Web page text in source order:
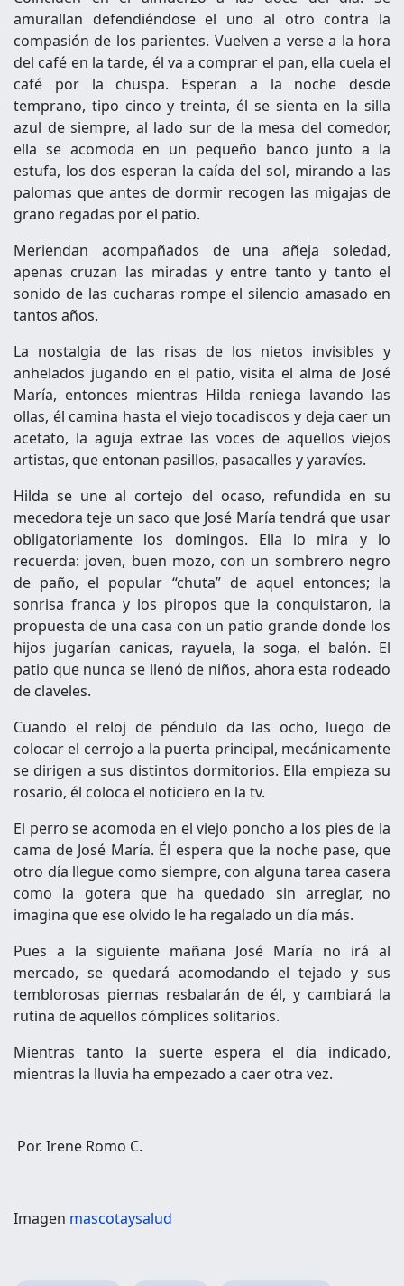
amurallan defendiéndose el uno al otro contra la
compasión de los parientes. Vuelven a verse a la hora
del café en la tarde, él va a comprar el pan, ella cuela el
café por la chuspa. Esperan a la noche desde
temprano, tipo cinco y treinta, él se sienta en la silla
azul de siempre, al lado sur de la mesa del comedor,
ella se acomoda en un pequeño banco junto a la
estufa, los dos esperan la caída del sol, mirando a las
palomas que antes de dormir recogen las migajas de
grano regadas por el patio.
Meriendan acompañados de una añeja soledad,
apenas cruzan las miradas y entre tanto y tanto el
sonido de las cucharas rompe el silencio amasado en
tantos años.
La nostalgia de las risas de los nietos invisibles y
anhelados jugando en el patio, visita el alma de José
María, entonces mientras Hilda reniega lavando las
ollas, él camina hasta el viejo tocadiscos y deja caer un
acetato, la aguja extrae las voces de aquellos viejos
artistas, que entonan pasillos, pasacalles y yaravíes.
Hilda se une al cortejo del ocaso, refundida en su
mecedora teje un saco que José María tendrá que usar
obligatoriamente los domingos. Ella lo mira y lo
recuerda: joven, buen mozo, con un sombrero negro
de paño, el popular “chuta” de aquel entonces; la
sonrisa franca y los piropos que la conquistaron, la
propuesta de una casa con un patio grande donde los
hijos jugarían canicas, rayuela, la soga, el balón. El
patio que nunca se llenó de niños, ahora esta rodeado
de claveles.
Cuando el reloj de péndulo da las ocho, luego de
colocar el cerrojo a la puerta principal, mecánicamente
se dirigen a sus distintos dormitorios. Ella empieza su
rosario, él coloca el noticiero en la tv.
El perro se acomoda en el viejo poncho a los pies de la
cama de José María. Él espera que la noche pase, que
otro día llegue como siempre, con alguna tarea casera
como la gotera que ha quedado sin arreglar, no
imagina que ese olvido le ha regalado un día más.
Pues a la siguiente mañana José María no irá al
mercado, se quedará acomodando el tejado y sus
temblorosas piernas resbalarán de él, y cambiará la
rutina de aquellos cómplices solitarios.
Mientras tanto la suerte espera el día indicado,
mientras la lluvia ha empezado a caer otra vez.
Por. Irene Romo C.
Imagen mascotaysalud